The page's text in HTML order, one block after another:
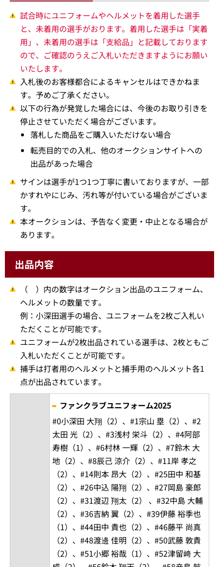
試合時にユニフォームやヘルメットを着用した選手
と、未着用の選手がおります。着用した選手は「実着
用」、未着用の選手は「支給品」と記載しております
ので、ご確認のうえご入札いただきますようにお願い
いたします。
入札後のお客様都合によるキャンセルはできかねま
す。予めご了承ください。
以下の行為が発覚した場合には、今後のお取り引きを
停止させていただく場合がございます。
落札した商品をご購入いただけない場合
転売目的での入札、他のオークションサイトへの
出品があった場合
サインは選手が1つ1つ丁寧に書いておりますが、一部
かすれやにじみ、汚れ等が付いている場合がございま
す。
本オークションは、予告なく変更・中止となる場合が
あります。
出品内容
（ ）内の数字はオークション出品のユニフォーム、
ヘルメットの数量です。
例：小深田選手の場合、ユニフォームを2枚ご入札い
ただくことが可能です。
ユニフォームが2枚出品されている選手は、2枚ともご
入札いただくことが可能です。
捕手は打者用のヘルメットと捕手用のヘルメット各1
点が出品されています。
ファンクラブユニフォーム2025
#0小深田 大翔（2）、#1宗山 塁（2）、#2
太田 光（2）、#3浅村 栄斗（2）、#4阿部
寿樹（1）、#6村林 一輝（2）、#7鈴木 大
地（2）、#8辰己 涼介（2）、#11岸 孝之
（2）、#14則本 昂大（2）、#25田中 和基
（2）、#26中込 陽翔（2）、#27岡島 豪郎
（2）、#31渡辺 翔太（2） 、#32中島 大輔
（2）、#36吉納 翼（2）、#39伊藤 裕季也
（1）、#44田中 貴也（2）、#46藤平 尚真
（2）、#48渡邊 佳明（2）、#50武藤 敦貴
（2）、#51小郷 裕哉（1）、#52津留﨑 大